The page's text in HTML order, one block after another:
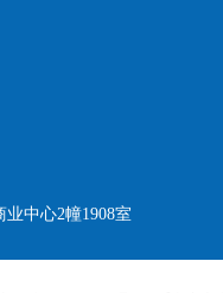
中心2幢1908室